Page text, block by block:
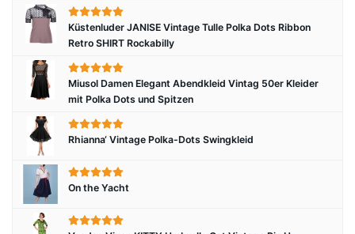
Küstenluder JANISE Vintage Tulle Polka Dots Ribbon
Retro SHIRT Rockabilly
Miusol Damen Elegant Abendkleid Vintag 50er Kleider
mit Polka Dots und Spitzen
Rhianna‘ Vintage Polka-Dots Swingkleid
On the Yacht